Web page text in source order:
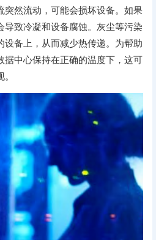
突然流动，可能会损坏设备。如果
致冷凝和设备腐蚀。灰尘等污染
备上，从而减少热传递。为帮助
据中心保持在正确的温度下，这可